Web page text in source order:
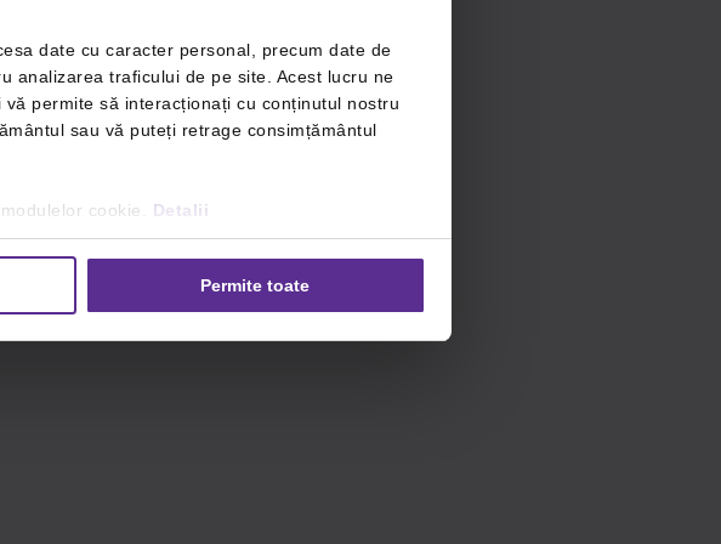
date cu caracter personal, precum date de
analizarea traficului de pe site. Acest lucru ne
permite să interacționați cu conținutul nostru
sau vă puteți retrage consimțământul
cookie. Detalii
Permite toate